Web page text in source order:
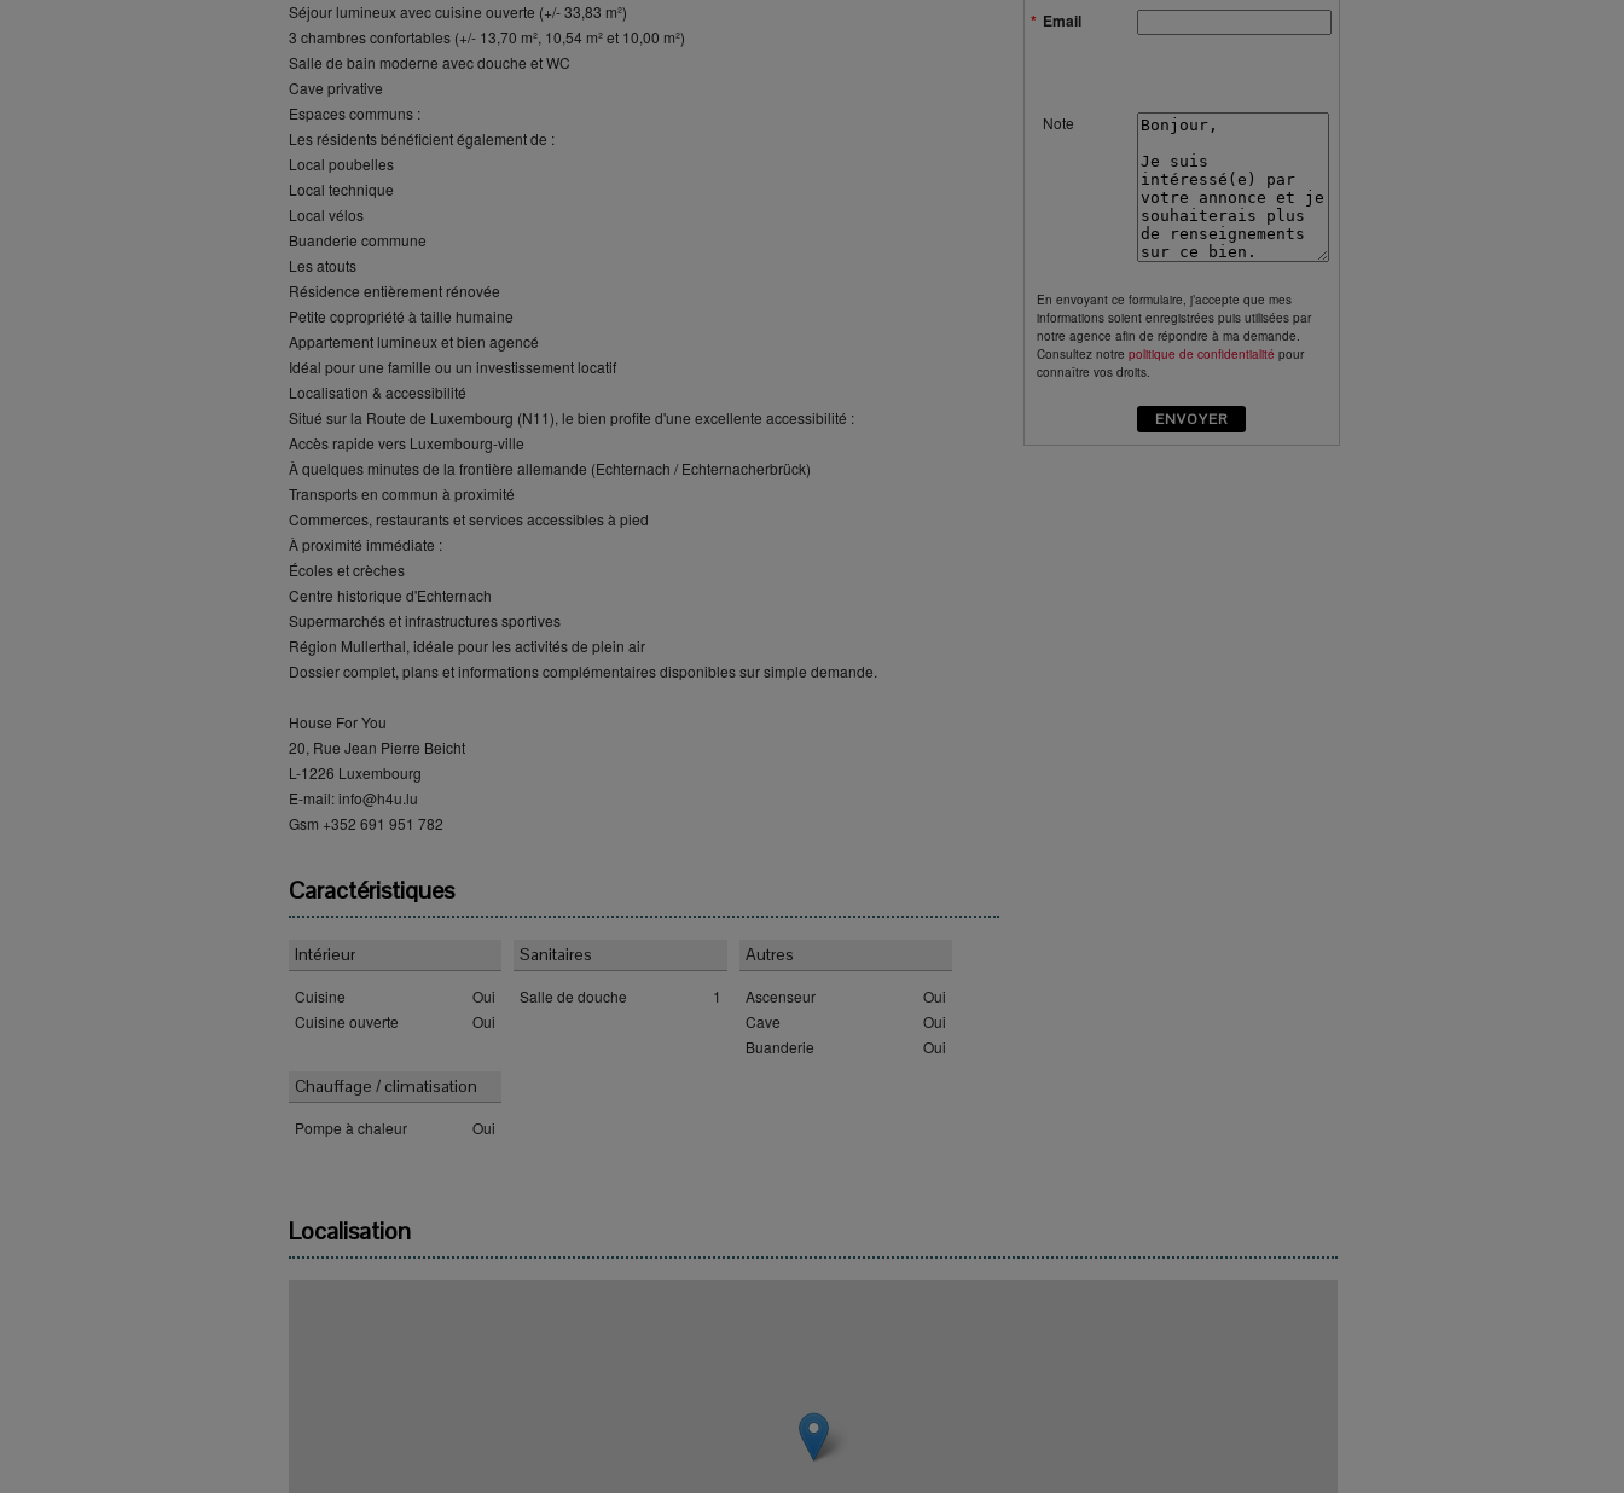
Séjour lumineux avec cuisine ouverte (+/- 33,83 m²)
3 chambres confortables (+/- 13,70 m², 10,54 m² et 10,00 m²)
Salle de bain moderne avec douche et WC
Cave privative
Espaces communs :
Les résidents bénéficient également de :
Local poubelles
Local technique
Local vélos
Buanderie commune
Les atouts
Résidence entièrement rénovée
Petite copropriété à taille humaine
Appartement lumineux et bien agencé
Idéal pour une famille ou un investissement locatif
Localisation & accessibilité
Situé sur la Route de Luxembourg (N11), le bien profite d'une excellente accessibilité :
Accès rapide vers Luxembourg-ville
À quelques minutes de la frontière allemande (Echternach / Echternacherbrück)
Transports en commun à proximité
Commerces, restaurants et services accessibles à pied
À proximité immédiate :
Écoles et crèches
Centre historique d'Echternach
Supermarchés et infrastructures sportives
Région Mullerthal, idéale pour les activités de plein air
Dossier complet, plans et informations complémentaires disponibles sur simple demande.
House For You
20, Rue Jean Pierre Beicht
L-1226 Luxembourg
E-mail: info@h4u.lu
Gsm +352 691 951 782
Caractéristiques
Intérieur
Cuisine
Oui
Cuisine ouverte
Oui
Sanitaires
Salle de douche 1
Autres
Ascenseur
Oui
Cave
Oui
Buanderie
Oui
Chauffage / climatisation
Pompe à chaleur Oui
Email
Note
En envoyant ce formulaire, j’accepte que mes
informations soient enregistrées puis utilisées par
notre agence afin de répondre à ma demande.
Consultez notre politique de confidentialité pour
connaître vos droits.
Localisation